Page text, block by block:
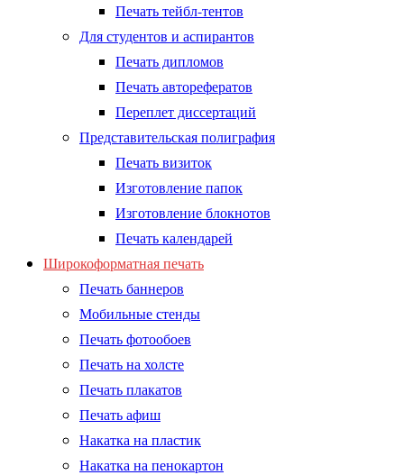
Печать тейбл-тентов
Для студентов и аспирантов
Печать дипломов
Печать авторефератов
Переплет диссертаций
Представительская полиграфия
Печать визиток
Изготовление папок
Изготовление блокнотов
Печать календарей
Широкоформатная печать
Печать баннеров
Мобильные стенды
Печать фотообоев
Печать на холсте
Печать плакатов
Печать афиш
Накатка на пластик
Накатка на пенокартон